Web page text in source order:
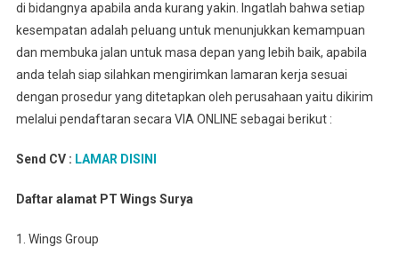
di bidangnya apabila anda kurang yakin. Ingatlah bahwa setiap
kesempatan adalah peluang untuk menunjukkan kemampuan
dan membuka jalan untuk masa depan yang lebih baik, apabila
anda telah siap silahkan mengirimkan lamaran kerja sesuai
dengan prosedur yang ditetapkan oleh perusahaan yaitu dikirim
melalui pendaftaran secara VIA ONLINE sebagai berikut :
Send CV : LAMAR DISINI
Daftar alamat PT Wings Surya
1. Wings Group